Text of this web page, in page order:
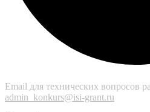
Email для технических вопросов
admin_konkurs@isi-grant.ru